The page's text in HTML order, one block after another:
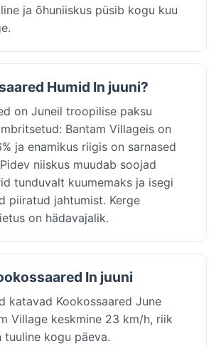
ja õhuniiskus püsib kogu kuu
Humid In juuni?
on Juneil troopilise paksu
Bantam Villageis on
ja enamikus riigis on sarnased
niiskus muudab soojad
tunduvalt kuumemaks ja isegi
piiratud jahtumist. Kerge
on hädavajalik.
In juuni
katavad Kookossaared June
Village keskmine 23 km/h, riik
tuuline kogu päeva.